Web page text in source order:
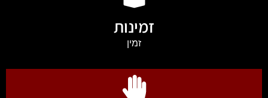
זמינות
זמין